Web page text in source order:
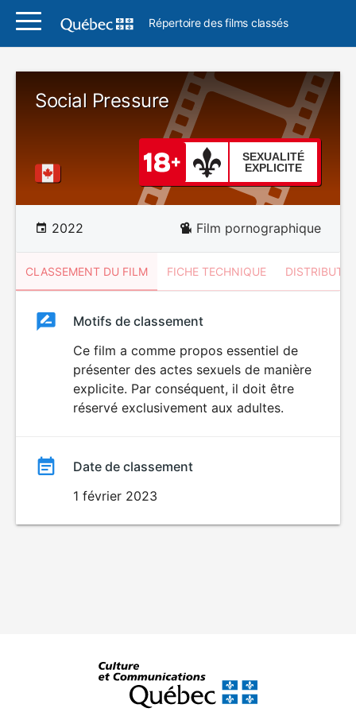
Répertoire des films classés
Social Pressure
SEXUALITÉ
EXPLICITE
2022 Film pornographique
CLASSEMENT DU FILM FICHE TECHNIQUE
ClassementClassement
SEXUALITÉ
EXPLICITE
Motifs de classement
Ce film a comme propos essentiel de
présenter des actes sexuels de manière
explicite. Par conséquent, il doit être
réservé exclusivement aux adultes.
Date de classement
1 février 2023